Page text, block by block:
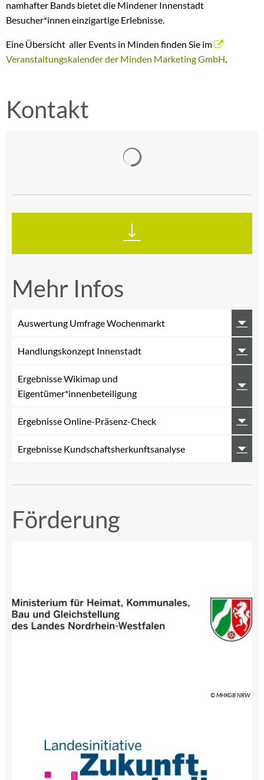
namhafter Bands bietet die Mindener Innenstadt
Besucher*innen einzigartige Erlebnisse.
Eine Übersicht aller Events in Minden finden Sie im
Veranstaltungskalender der Minden Marketing GmbH.
Kontakt
Mehr Infos
Auswertung Umfrage Wochenmarkt
Handlungskonzept Innenstadt
Ergebnisse Wikimap und
Eigentümer*innenbeteiligung
Ergebnisse Online-Präsenz-Check
Ergebnisse Kundschaftsherkunftsanalyse
Förderung
© MHKGB NRW